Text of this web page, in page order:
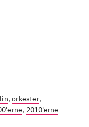
,orkester,
, 2010'erne